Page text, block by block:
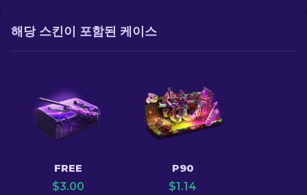
해당 스킨이 포함된 케이스
FREE
$3.00
P90
$1.14